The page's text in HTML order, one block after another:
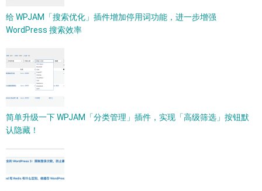
给 WPJAM「搜索优化」插件增加停用词功能，进一步增强
WordPress 搜索效率
简单升级一下 WPJAM「分类管理」插件，实现「高级筛选」按钮默
认隐藏！